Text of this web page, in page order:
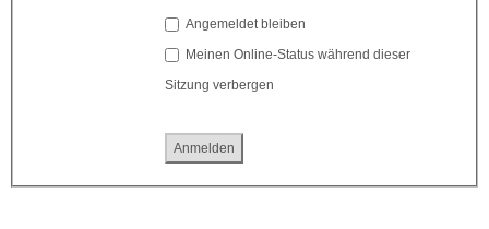
Angemeldet bleiben
Meinen Online-Status während dieser
Sitzung verbergen